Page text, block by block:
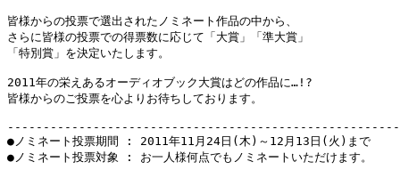
皆様からの投票で選出されたノミネート作品の中から、
さらに皆様の投票での得票数に応じて「大賞」「準大賞」
「特別賞」を決定いたします。
2011年の栄えあるオーディオブック大賞はどの作品に…!?
皆様からのご投票を心よりお待ちしております。
●ノミネート投票期間 : 2011年11月24日(木)～12月13日(火)まで
●ノミネート投票対象 : お一人様何点でもノミネートいただけます。